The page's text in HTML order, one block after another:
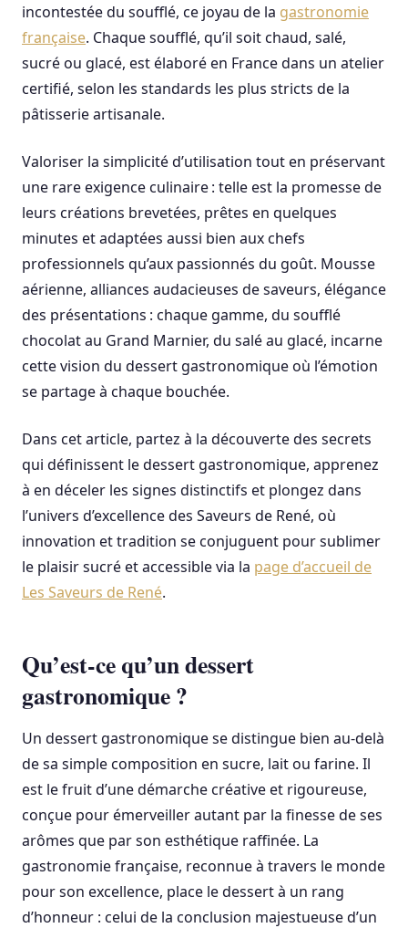
incontestée du soufflé, ce joyau de la gastronomie
française. Chaque soufflé, qu’il soit chaud, salé,
sucré ou glacé, est élaboré en France dans un atelier
certifié, selon les standards les plus stricts de la
pâtisserie artisanale.
Valoriser la simplicité d’utilisation tout en préservant
une rare exigence culinaire : telle est la promesse de
leurs créations brevetées, prêtes en quelques
minutes et adaptées aussi bien aux chefs
professionnels qu’aux passionnés du goût. Mousse
aérienne, alliances audacieuses de saveurs, élégance
des présentations : chaque gamme, du soufflé
chocolat au Grand Marnier, du salé au glacé, incarne
cette vision du dessert gastronomique où l’émotion
se partage à chaque bouchée.
Dans cet article, partez à la découverte des secrets
qui définissent le dessert gastronomique, apprenez
à en déceler les signes distinctifs et plongez dans
l’univers d’excellence des Saveurs de René, où
innovation et tradition se conjuguent pour sublimer
le plaisir sucré et accessible via la page d’accueil de
Les Saveurs de René.
Qu’est-ce qu’un dessert
gastronomique ?
Un dessert gastronomique se distingue bien au-delà
de sa simple composition en sucre, lait ou farine. Il
est le fruit d’une démarche créative et rigoureuse,
conçue pour émerveiller autant par la finesse de ses
arômes que par son esthétique raffinée. La
gastronomie française, reconnue à travers le monde
pour son excellence, place le dessert à un rang
d’honneur : celui de la conclusion majestueuse d’un